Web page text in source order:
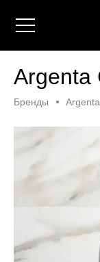
Argenta
Бренды